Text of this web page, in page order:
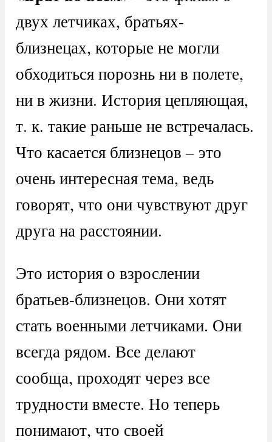
двух летчиках, братьях-
близнецах, которые не могли
обходиться порознь ни в полете,
ни в жизни. История цепляющая,
т. к. такие раньше не встречалась.
Что касается близнецов – это
очень интересная тема, ведь
говорят, что они чувствуют друг
друга на расстоянии.
Это история о взрослении
братьев-близнецов. Они хотят
стать военными летчиками. Они
всегда рядом. Все делают
сообща, проходят через все
трудности вместе. Но теперь
понимают, что своей